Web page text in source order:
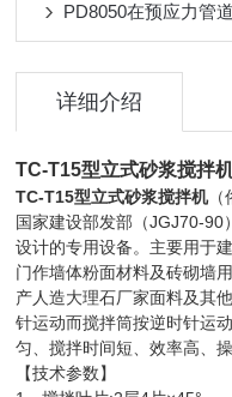
PD8050在预应力管
详细介绍
TC-T15型立式砂浆搅拌
TC-T15型立式砂浆搅拌机（
国家建设部发部（JGJ70-90
设计的专用设备。主要用于
门作墙体粉面材料及砖砌墙
产人造大理石厂家面料及其
针运动而搅拌筒按逆时针运
匀、搅拌时间短、效率高、
【技术参数】